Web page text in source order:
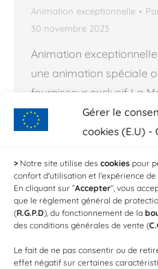
Gérer le
cookies (E.U) -
> Notre site utilise des cookies pour
confort d'utilisation et l’expérience
En cliquant sur ”Accepter”, vous
que le règlement général de
(R.G.P.D), du fonctionnement de la
des conditions générales de vente (
Le fait de ne pas consentir ou de
effet négatif sur certaines
Animation exceptionnelle
30 novembre 2023
Animation
une animation spéciale
fournisseur exclusif La
L’événement mettra en
de la marque OSO et se
Reynaud est un acteur
engagé dans une
responsable .…